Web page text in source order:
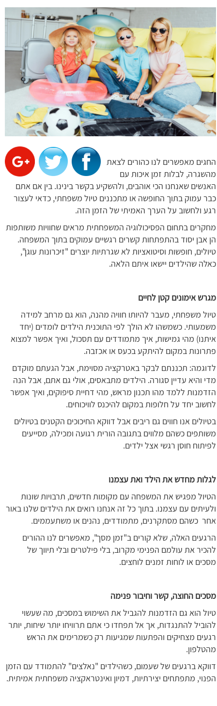
החגים מאפשרים לנו כהורים לצאת
מהשגרה, לבלות זמן איכות עם
האנשים שאנחנו הכי אוהבים, ולהשקיע בקשר בינינו. בין אם אתם
כבר עמוק בתוך החופשה או מתכננים טיול משפחתי, כדאי לעצור
רגע ולחשוב על הערך האמיתי של הזמן הזה.
מחקרים בתחום הפסיכולוגיה המשפחתית מראים שחוויות משותפות
הן אבן יסוד בהתפתחות קשרים רגשיים עמוקים בתוך המשפחה.
טיולים, חופשות וסיטואציות לא שגרתיות יוצרים "זיכרונות עוגן",
כאלה שהילדים יישאו איתם הלאה.
מגרש אימונים קטן לחיים
טיול משפחתי, מעבר להיותו חוויה מהנה, הוא גם מרחב למידה
משמעותי. כשמשהו לא הולך לפי התוכנית הילדים לומדים (יחד
איתנו) מהי גמישות, איך מתמודדים עם תסכול, ואיך אפשר למצוא
פתרונות במקום להיתקע בכעס או אכזבה.
לדוגמה: תכננתם לבקר באטרקציה מסוימת, אבל הגעתם מוקדם
מדי והיא עדיין סגורה. הילדים מתבאסים, אולי גם אתם, אבל הנה
הזדמנות ללמד מהו תכנון מראש, מהי דחיית סיפוקים, ואיך אפשר
לחשוב יחד על חלופות במקום להיכנס לוויכוחים.
בטיולים אנו חווים גם ריבים אבל דווקא החיכוכים הקטנים בטיולים
משותפים כשהם מלווים בתגובה הורית רגועה ומכילה, מסייעים
לפיתוח חוסן רגשי אצל ילדים.
לגלות מחדש את הילד ואת עצמנו
הטיול מפגיש את המשפחה עם מקומות חדשים, תרבויות שונות
ולעיתים עם עצמנו. בתוך כל זה אנחנו רואים את הילדים שלנו באור
אחר כשהם מסתקרנים, מתמודדים, נהנים או משתעממים.
הרגעים האלה, שלא קורים ב"זמן מסך", מאפשרים לנו ההורים
להכיר את עולמם הפנימי מקרוב, בלי פילטרים ובלי תיווך של
מסכים או לוחות זמנים לוחצים.
מסכים החוצה, קשר וחיבור פנימה
טיול הוא גם הזדמנות להגביל את השימוש במסכים, מה שעשוי
להוביל להתנגדות, אך אל תפחדו כי אתם תרוויחו יותר שיחות, יותר
רגעים מצחיקים והפתעות שמגיעות רק כשמרימים את הראש
מהטלפון.
דווקא ברגעים של שעמום, כשהילדים "נאלצים" להתמודד עם הזמן
הפנוי, מתפתחים יצירתיות, דמיון ואינטראקציה משפחתית אמיתית.